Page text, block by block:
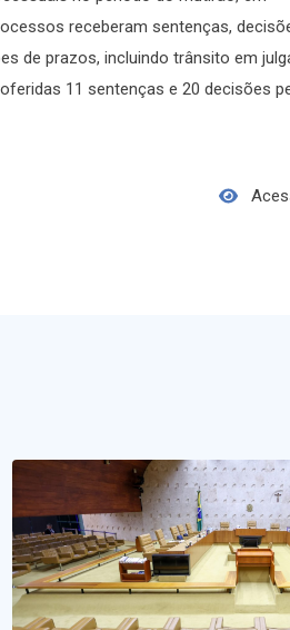
receberam sentenças,
de prazos, incluindo trânsito em
11 sentenças e 20 decisões